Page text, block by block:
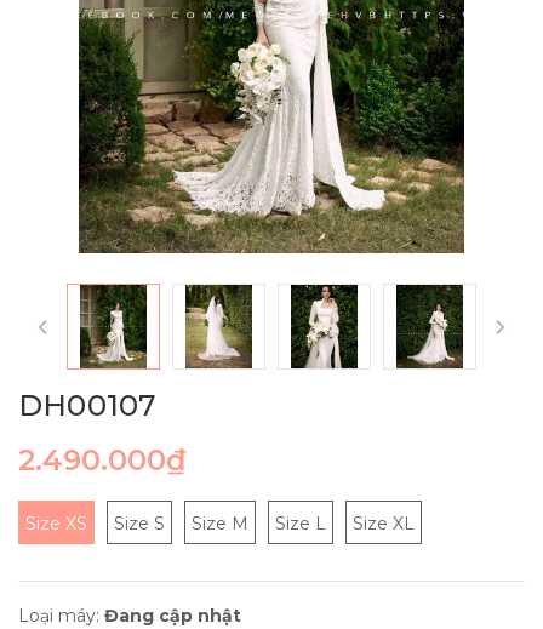
DH00107
2.490.000₫
Size XS Size S Size M Size L Size XL
Loại máy: Đang cập nhật